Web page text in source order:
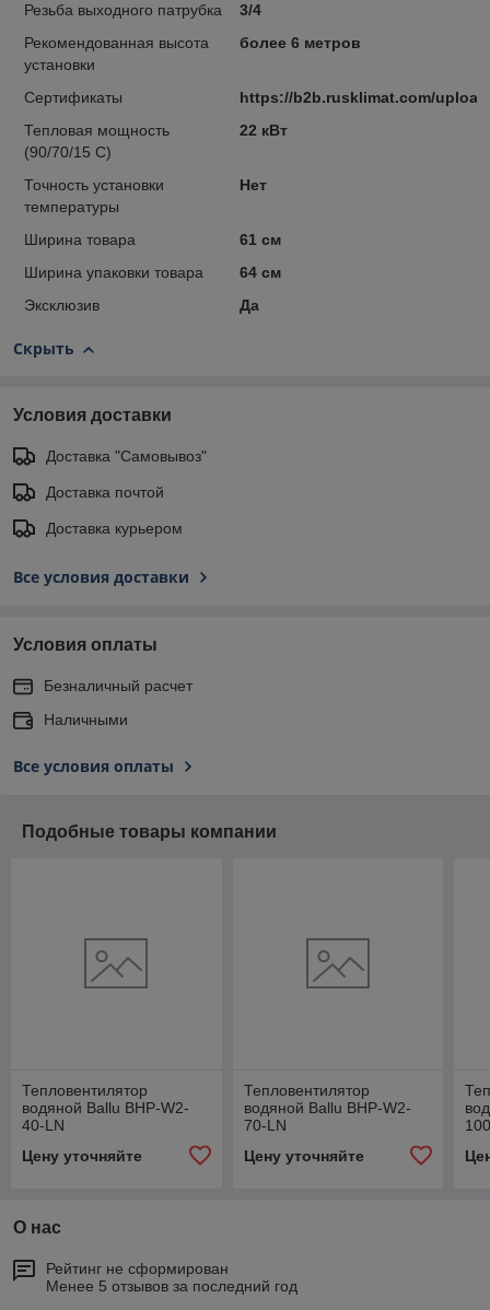
Резьба выходного патрубка
3/4
Рекомендованная высота
установки
более 6 метров
Сертификаты
https://b2b.rusklimat.com/
Тепловая мощность
(90/70/15 С)
22 кВт
Точность установки
температуры
Нет
Ширина товара
61 см
Ширина упаковки товара
64 см
Эксклюзив
Да
Скрыть
Условия доставки
Доставка "Самовывоз"
Доставка почтой
Доставка курьером
Все условия доставки
Условия оплаты
Безналичный расчет
Наличными
Все условия оплаты
Подобные товары компании
Тепловентилятор
водяной Ballu BHP-W2-
40-LN
Цену уточняйте
Тепловентилятор
водяной Ballu BHP-W2-
70-LN
Цену уточняйте
О нас
Рейтинг не сформирован
Менее 5 отзывов за последний год